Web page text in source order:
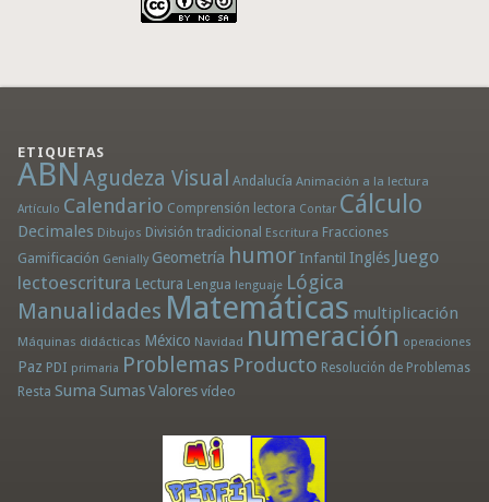
ETIQUETAS
ABN Agudeza Visual Andalucía Animación a la lectura
Artículo Calendario Comprensión lectora Contar Cálculo
Decimales Dibujos División tradicional Escritura Fracciones
Gamificación Genially Geometría humor Infantil Inglés Juego
lectoescritura Lectura Lengua lenguaje Lógica
Manualidades Matemáticas multiplicación
Máquinas didácticas México Navidad numeración operaciones
Paz PDI primaria Problemas Producto Resolución de Problemas
Resta Suma Sumas Valores vídeo